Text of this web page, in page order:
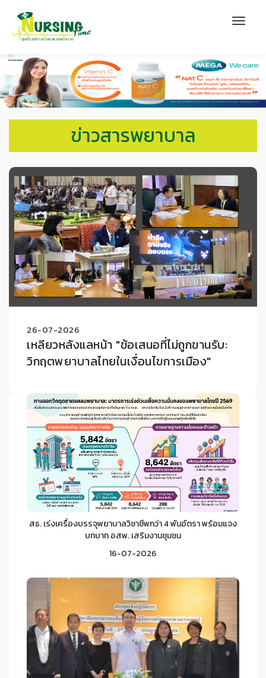
ข่าวสารพยาบาล
26-07-2026
เหลียวหลังแลหน้า "ข้อเสนอที่ไม่ถูกขานรับ:
วิกฤตพยาบาลไทยในเงื่อนไขการเมือง"
สธ. เร่งเครื่องบรรจุพยาบาลวิชาชีพกว่า 4 พันอัตรา พร้อมแจง
บทบาท อสพ. เสริมงานชุมชน
16-07-2026